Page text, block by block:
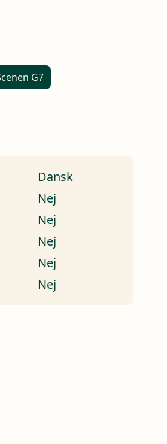
G7
Dansk
Nej
Nej
Nej
Nej
Nej